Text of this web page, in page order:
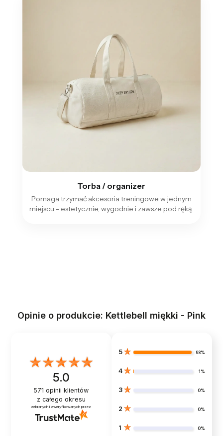
Torba / organizer
Pomaga trzymać akcesoria treningowe w jednym
miejscu - estetycznie, wygodnie i zawsze pod ręką.
Opinie o produkcie: Kettlebell miękki - Pink
5.0
571 opinii klientów
z całego okresu
zebranych i zweryfikowanych przez
5 98%
4 1%
3 0%
2 0%
1 0%